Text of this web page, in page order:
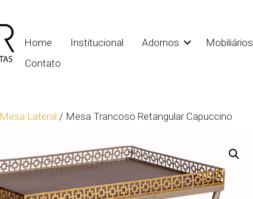
Home Institucional Adornos Mobiliários
Contato
Mesa Lateral / Mesa Trancoso Retangular Capuccino